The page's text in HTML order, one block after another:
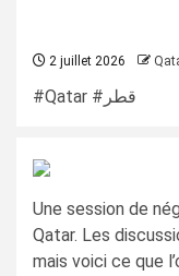
2 juillet 2026
#Qatar #قطر
Une session de
Qatar. Les
mais voici ce que